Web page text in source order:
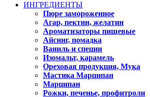
ИНГРЕДИЕНТЫ
Пюре замороженное
Агар, пектин, желатин
Ароматизаторы пищевые
Айсинг, помадка
Ваниль и специи
Изомальт, карамель
Ореховая продукция, Мука
Мастика Марципан
Марципан
Рожки, печенье, профитроли